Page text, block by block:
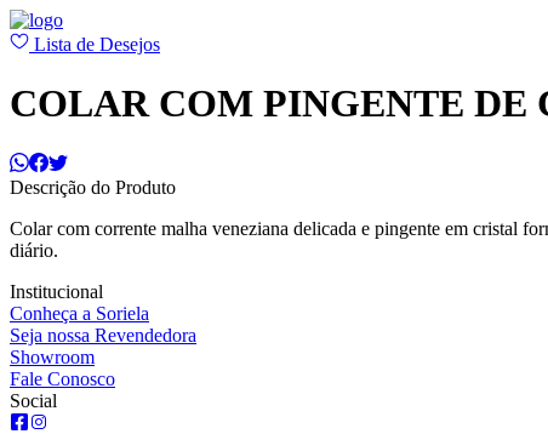
Lista de Desejos
COLAR COM PINGENTE DE
Descrição do Produto
Colar com corrente malha veneziana delicada e pingente em cristal
diário.
Institucional
Conheça a Soriela
Seja nossa Revendedora
Showroom
Fale Conosco
Social